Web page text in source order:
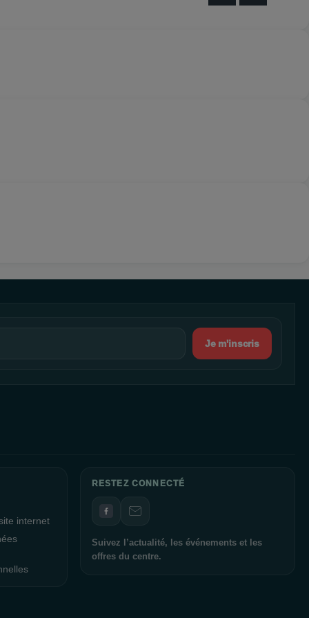
Je m'inscris
internet
RESTEZ CONNECTÉ
Suivez l’actualité, les événements et les
offres du centre.